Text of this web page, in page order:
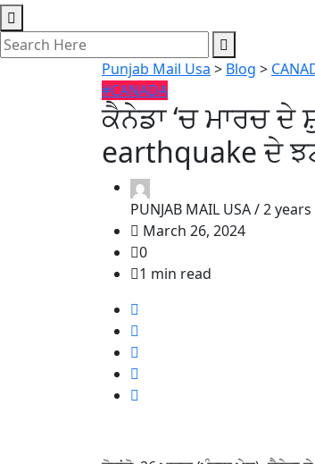
Punjab Mail Usa > Blog >
#CANADA
ਕੈਨੇਡਾ ‘ਚ ਮਾਰਚ ਦੇ
earthquake ਦੇ
PUNJAB MAIL USA /2 years
March 26, 2024
0
1 min read